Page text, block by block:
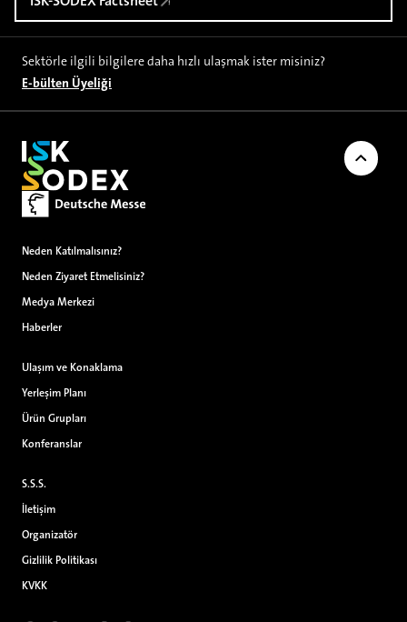
Sektörle ilgili bilgilere daha hızlı ulaşmak ister misiniz?
E-bülten Üyeliği
Neden Katılmalısınız?
Neden Ziyaret Etmelisiniz?
Medya Merkezi
Haberler
Ulaşım ve Konaklama
Yerleşim Planı
Ürün Grupları
Konferanslar
S.S.S.
İletişim
Organizatör
Gizlilik Politikası
KVKK